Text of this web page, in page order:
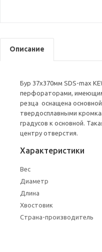
Описание
Бур 37х370мм SDS-max
перфораторами,
резца оснащена
твердосплавными
градусов к основной.
центру отверстия.
Характеристики
Вес
Диаметр
Длина
Хвостовик
Страна-производитель